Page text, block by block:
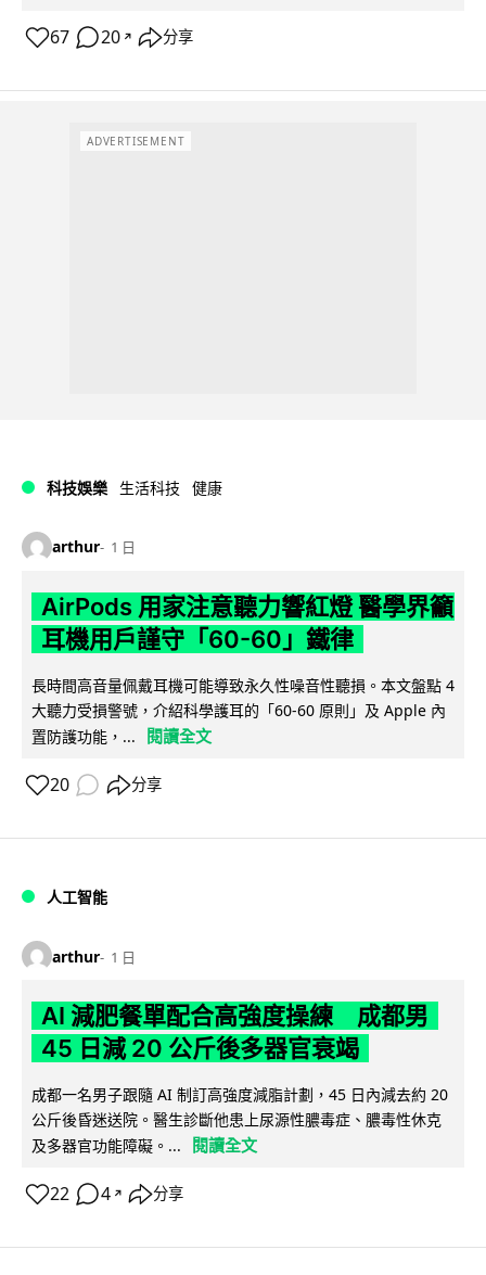
67 20 ↗ 分享
ADVERTISEMENT
科技娛樂 生活科技 健康
arthur 1 日
AirPods 用家注意聽力響紅燈 醫學界籲
耳機用戶謹守「60-60」鐵律
長時間高音量佩戴耳機可能導致永久性噪音性聽損。本文盤點 4
大聽力受損警號，介紹科學護耳的「60-60 原則」及 Apple 內
置防護功能，...
閱讀全文
20 分享
人工智能
arthur 1 日
AI 減肥餐單配合高強度操練 成都男
45 日減 20 公斤後多器官衰竭
成都一名男子跟隨 AI 制訂高強度減脂計劃，45 日內減去約 20
公斤後昏迷送院。醫生診斷他患上尿源性膿毒症、膿毒性休克
及多器官功能障礙。...
閱讀全文
22 4 ↗ 分享